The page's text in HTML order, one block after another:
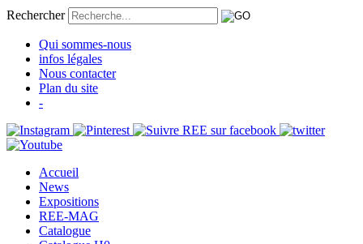
Rechercher
Qui sommes-nous
infos légales
Nous contacter
Plan du site
-
Accueil
News
Expositions
REE-MAG
Catalogue